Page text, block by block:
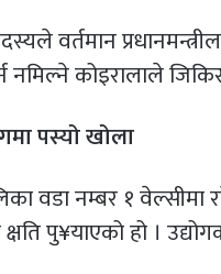
वर्तमान
नमिल्ने कोइरालाले
पस्यो खोला
वडा नम्बर १ वेल्सीमा
पु¥याएको हो ।